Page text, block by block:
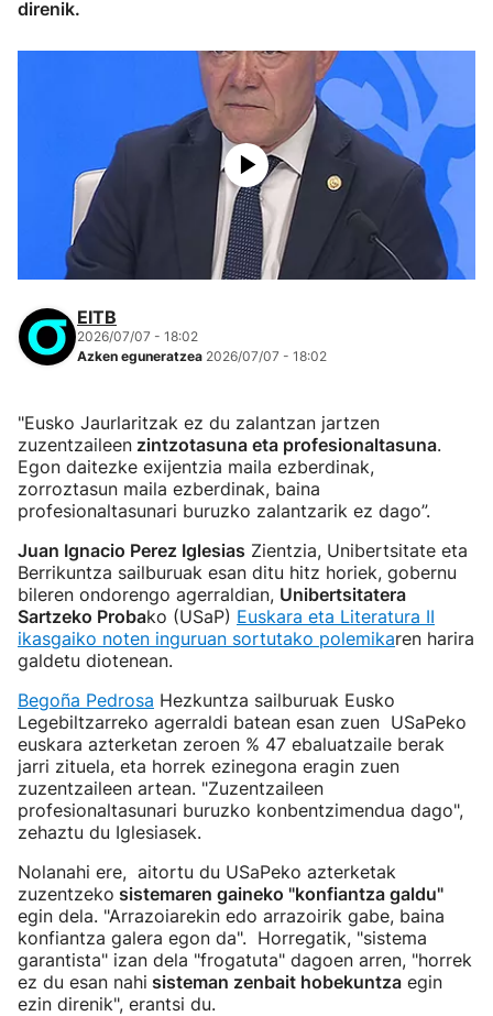
direnik.
EITB
2026/07/07 - 18:02
Azken eguneratzea 2026/07/07 - 18:02
"Eusko Jaurlaritzak ez du zalantzan jartzen
zuzentzaileen zintzotasuna eta profesionaltasuna.
Egon daitezke exijentzia maila ezberdinak,
zorroztasun maila ezberdinak, baina
profesionaltasunari buruzko zalantzarik ez dago”.
Juan Ignacio Perez Iglesias Zientzia, Unibertsitate eta
Berrikuntza sailburuak esan ditu hitz horiek, gobernu
bileren ondorengo agerraldian, Unibertsitatera
Sartzeko Probako (USaP) Euskara eta Literatura II
ikasgaiko noten inguruan sortutako polemikaren harira
galdetu diotenean.
Begoña Pedrosa Hezkuntza sailburuak Eusko
Legebiltzarreko agerraldi batean esan zuen USaPeko
euskara azterketan zeroen % 47 ebaluatzaile berak
jarri zituela, eta horrek ezinegona eragin zuen
zuzentzaileen artean. "Zuzentzaileen
profesionaltasunari buruzko konbentzimendua dago",
zehaztu du Iglesiasek.
Nolanahi ere, aitortu du USaPeko azterketak
zuzentzeko sistemaren gaineko "konfiantza galdu"
egin dela. "Arrazoiarekin edo arrazoirik gabe, baina
konfiantza galera egon da". Horregatik, "sistema
garantista" izan dela "frogatuta" dagoen arren, "horrek
ez du esan nahi sisteman zenbait hobekuntza egin
ezin direnik", erantsi du.